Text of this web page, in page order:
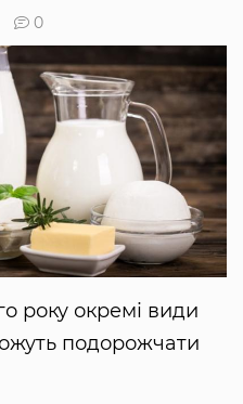
0
року окремі види
подорожчати